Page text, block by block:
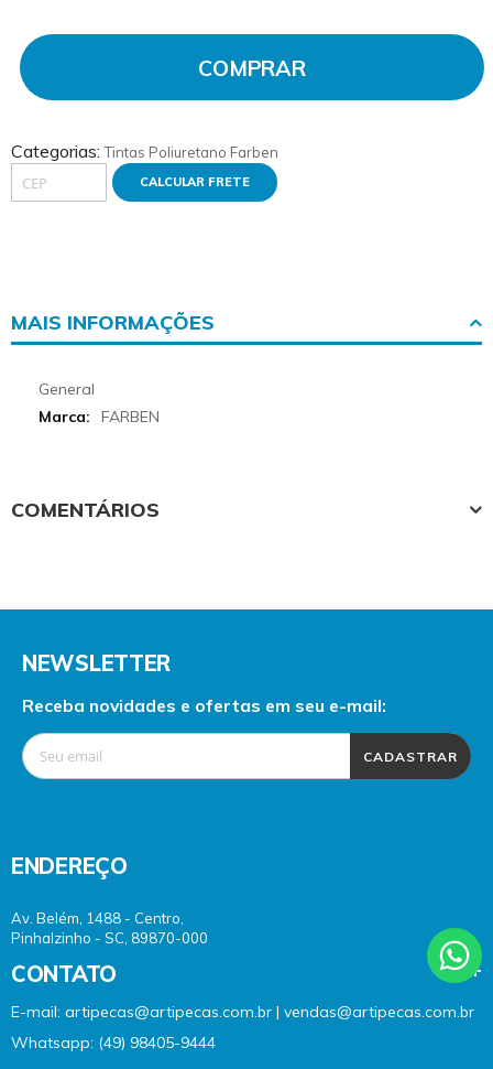
COMPRAR
Categorias:Tintas Poliuretano Farben
CALCULAR FRETE
MAIS INFORMAÇÕES
More
Informations
General
FARBEN
COMENTÁRIOS
NEWSLETTER
Receba novidades e ofertas em seu e-mail:
CADASTRAR
ENDEREÇO
Av. Belém, 1488 - Centro,
Pinhalzinho - SC, 89870-000
CONTATO
E-mail: artipecas@artipecas.com.br | vendas@artipecas.com.br
Whatsapp: (49) 98405-9444